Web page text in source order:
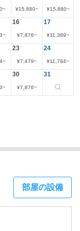
~ ¥15,880~ ¥15,880~
~
16
¥7,876~
17
¥11,389~
~
23
¥7,479~
24
¥11,784~
~
30
¥7,876~
31
部屋の設備